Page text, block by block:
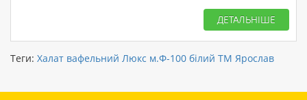
ДЕТАЛЬНІШЕ
Теги: Халат вафельний Люкс м.Ф-100 білий ТМ Ярослав